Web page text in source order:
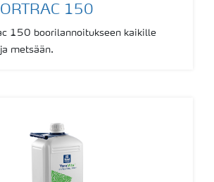
150
150 boorilannoitukseen kaikille
metsään.